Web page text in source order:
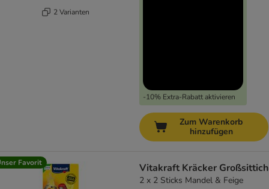
2 Varianten
-10% Extra-Rabatt aktivieren
Zum Warenkorb
hinzufügen
Favorit Vitakraft Kräcker Großsittich
2 x 2 Sticks Mandel & Feige